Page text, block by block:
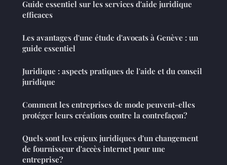
Guide essentiel sur les services d'aide juridique
efficaces
Les avantages d'une étude d'avocats à Genève : un
guide essentiel
Juridique : aspects pratiques de l'aide et du conseil
juridique
Comment les entreprises de mode peuvent-elles
protéger leurs créations contre la contrefaçon?
Quels sont les enjeux juridiques d'un changement
de fournisseur d'accès internet pour une
entreprise?